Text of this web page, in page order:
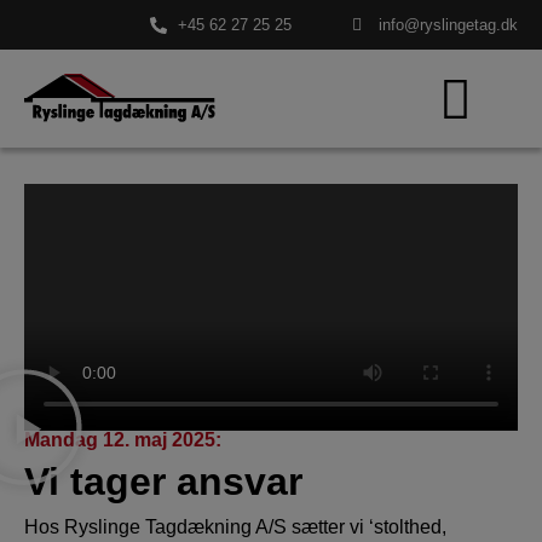
+45 62 27 25 25 info@ryslingetag.dk
Mandag 12. maj 2025:
Vi tager ansvar
Hos Ryslinge Tagdækning A/S sætter vi ‘stolthed,